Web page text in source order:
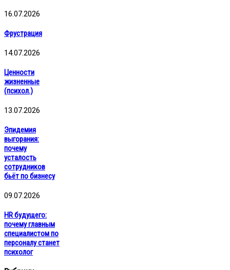
16.07.2026
Фрустрация
14.07.2026
Ценности
жизненные
(психол.)
13.07.2026
Эпидемия
выгорания:
почему
усталость
сотрудников
бьёт по бизнесу
09.07.2026
HR будущего:
почему главным
специалистом по
персоналу станет
психолог